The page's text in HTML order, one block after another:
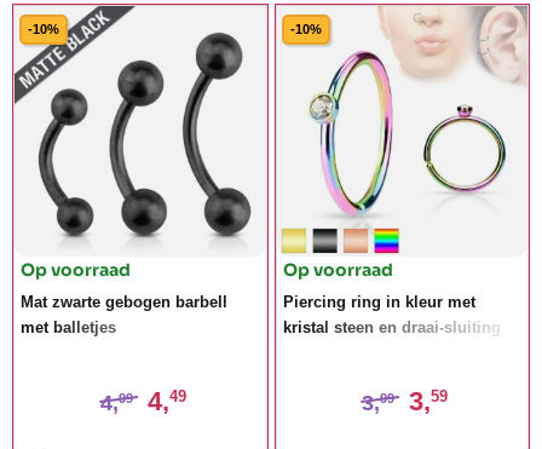
-10%
Op voorraad
Mat zwarte gebogen barbell
met balletjes
4,99 4,49
-10%
Op voorraad
Piercing ring in kleur met
kristal steen en draai-sluiting
3,99 3,59